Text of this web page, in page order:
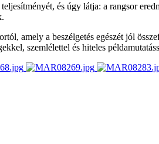
és úgy látja: a rangsor
amely a beszélgetés egészét jól
szemlélettel és hiteles